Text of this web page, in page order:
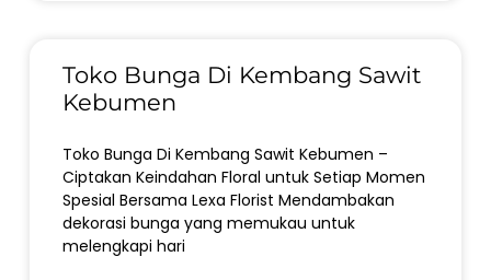
Toko Bunga Di Kembang Sawit
Kebumen
Toko Bunga Di Kembang Sawit Kebumen –
Ciptakan Keindahan Floral untuk Setiap Momen
Spesial Bersama Lexa Florist Mendambakan
dekorasi bunga yang memukau untuk
melengkapi hari